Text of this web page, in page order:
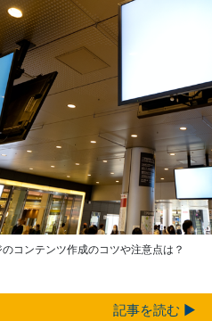
コンテンツ作成のコツや注意点は？
記事を読む ▶︎